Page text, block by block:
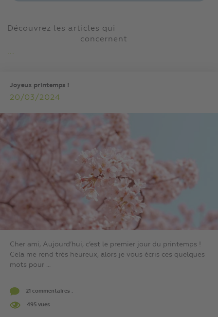
Découvrez les articles qui
concernent
...
Joyeux printemps !
20/03/2024
Cher ami, Aujourd’hui, c’est le premier jour du printemps !
Cela me rend très heureux, alors je vous écris ces quelques
mots pour ...
21 commentaires .
495 vues